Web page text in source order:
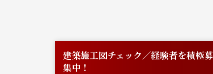
建築施工図チェック／経験者を積極募
集中！